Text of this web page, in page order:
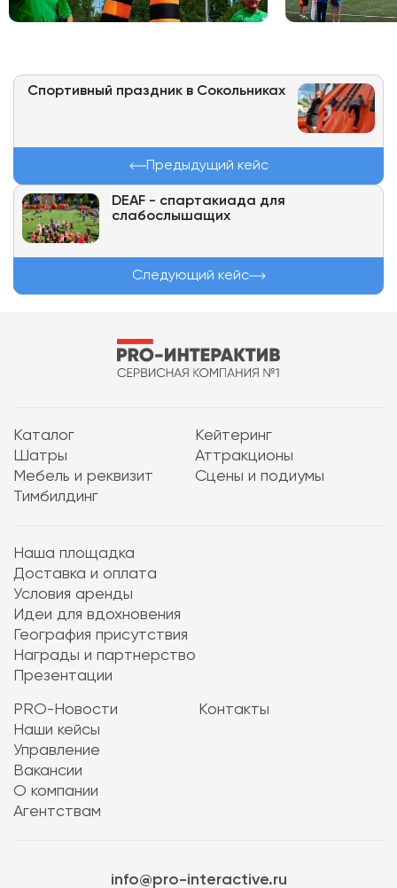
Спортивный праздник в Сокольниках
Предыдущий кейс
DEAF - спартакиада для
слабослышащих
Следующий кейс
Каталог
Кейтеринг
Шатры
Аттракционы
Мебель и реквизит
Сцены и подиумы
Тимбилдинг
Наша площадка
Доставка и оплата
Условия аренды
Идеи для вдохновения
География присутствия
Награды и партнерство
Презентации
PRO-Новости
Наши кейсы
Управление
Вакансии
О компании
Агентствам
Контакты
info@pro-interactive.ru